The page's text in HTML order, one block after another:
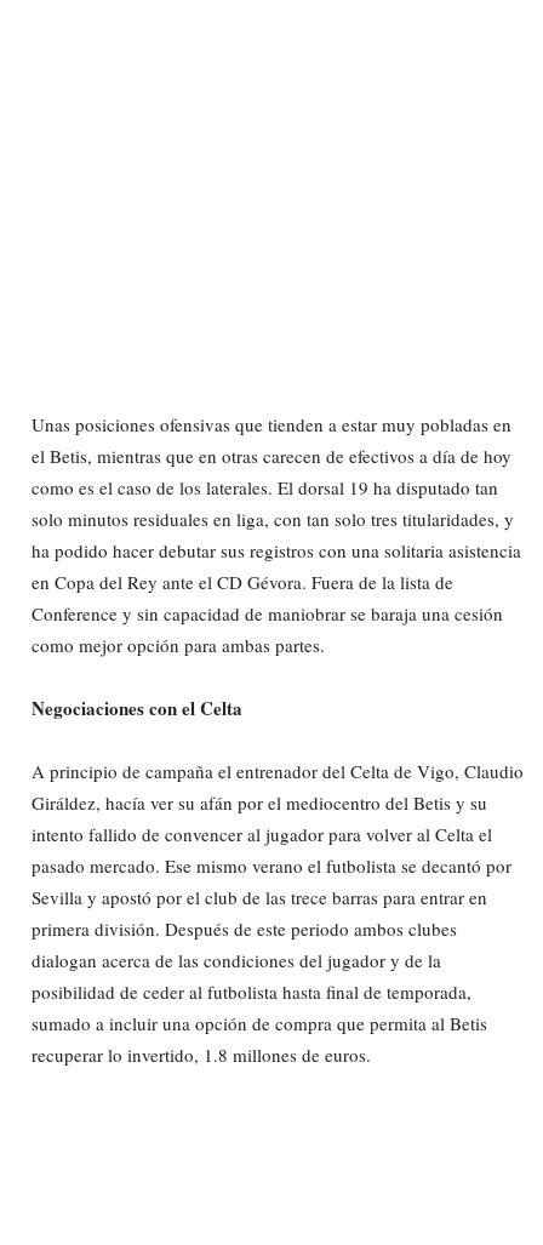
Unas posiciones ofensivas que tienden a estar muy pobladas en
el Betis, mientras que en otras carecen de efectivos a día de hoy
como es el caso de los laterales. El dorsal 19 ha disputado tan
solo minutos residuales en liga, con tan solo tres titularidades, y
ha podido hacer debutar sus registros con una solitaria asistencia
en Copa del Rey ante el CD Gévora. Fuera de la lista de
Conference y sin capacidad de maniobrar se baraja una cesión
como mejor opción para ambas partes.
Negociaciones con el Celta
A principio de campaña el entrenador del Celta de Vigo, Claudio
Giráldez, hacía ver su afán por el mediocentro del Betis y su
intento fallido de convencer al jugador para volver al Celta el
pasado mercado. Ese mismo verano el futbolista se decantó por
Sevilla y apostó por el club de las trece barras para entrar en
primera división. Después de este periodo ambos clubes
dialogan acerca de las condiciones del jugador y de la
posibilidad de ceder al futbolista hasta final de temporada,
sumado a incluir una opción de compra que permita al Betis
recuperar lo invertido, 1.8 millones de euros.